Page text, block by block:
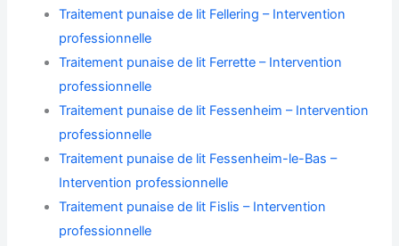
Traitement punaise de lit Fellering – Intervention
professionnelle
Traitement punaise de lit Ferrette – Intervention
professionnelle
Traitement punaise de lit Fessenheim – Intervention
professionnelle
Traitement punaise de lit Fessenheim-le-Bas –
Intervention professionnelle
Traitement punaise de lit Fislis – Intervention
professionnelle